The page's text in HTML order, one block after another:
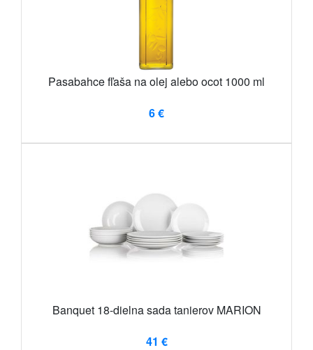
Pasabahce fľaša na olej alebo ocot 1000 ml
6 €
Banquet 18-dielna sada tanierov MARION
41 €